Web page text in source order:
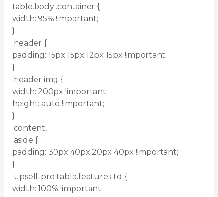
table.body .container {
width: 95% !important;
}
.header {
padding: 15px 15px 12px 15px !important;
}
.header img {
width: 200px !important;
height: auto !important;
}
.content,
.aside {
padding: 30px 40px 20px 40px !important;
}
.upsell-pro table.features td {
width: 100% !important;